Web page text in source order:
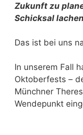
Zukunft zu
Schicksal
Das ist bei uns
In unserem Fall
Oktoberfests –
Münchner
Wendepunkt